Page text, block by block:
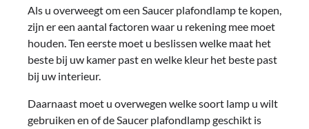
Als u overweegt om een Saucer plafondlamp te kopen,
zijn er een aantal factoren waar u rekening mee moet
houden. Ten eerste moet u beslissen welke maat het
beste bij uw kamer past en welke kleur het beste past
bij uw interieur.
Daarnaast moet u overwegen welke soort lamp u wilt
gebruiken en of de Saucer plafondlamp geschikt is